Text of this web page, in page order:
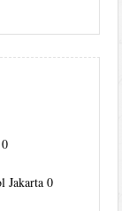
Jakarta 0